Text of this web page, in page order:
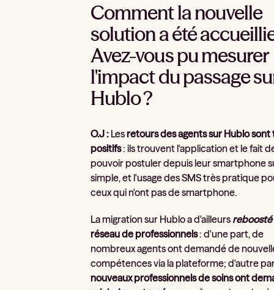
Comment la nouvelle
solution a été
Avez-vous pu mesurer
l'impact du passage
Hublo ?
O.J : Les retours des agents sur Hublo sont
positifs: ils trouvent l'application et le fait
pouvoir postuler depuis leur smartphone
simple, et l'usage des SMS très pratique
ceux qui n'ont pas de smartphone.
La migration sur Hublo a d'ailleurs reboosté
réseau de professionnels: d'une part, de
nombreux agents ont demandé de
compétences via la plateforme; d'autre
nouveaux professionnels de soins ont